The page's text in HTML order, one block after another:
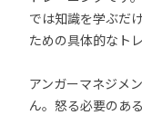
では知識を学ぶだ
ための具体的なト
アンガーマネジメ
ん。怒る必要のあ